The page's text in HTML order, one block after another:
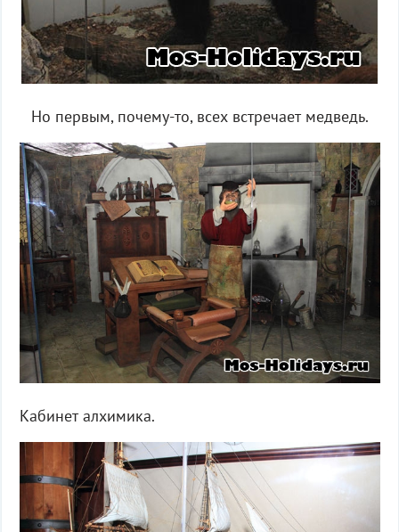
Но первым, почему-то, всех встречает медведь.
Кабинет алхимика.